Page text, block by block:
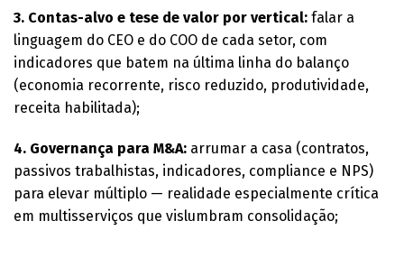
3. Contas-alvo e tese de valor por vertical: falar a
linguagem do CEO e do COO de cada setor, com
indicadores que batem na última linha do balanço
(economia recorrente, risco reduzido, produtividade,
receita habilitada);
4. Governança para M&A: arrumar a casa (contratos,
passivos trabalhistas, indicadores, compliance e NPS)
para elevar múltiplo — realidade especialmente crítica
em multisserviços que vislumbram consolidação;